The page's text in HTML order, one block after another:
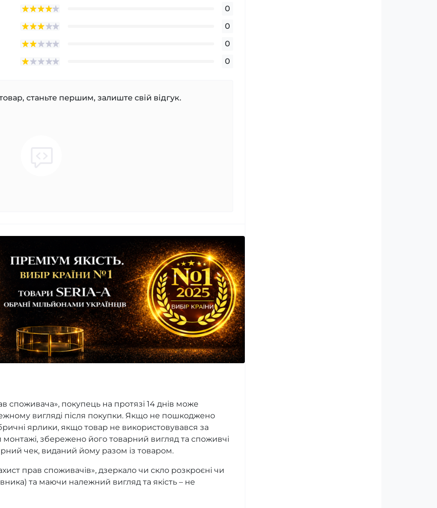
0
0
0
0
станьте першим, залиште свій відгук.
споживача», покупець на протязі 14 днів може
вигляді після покупки. Якщо не пошкоджено
ярлики, якщо товар не використовувався за
збережено його товарний вигляд та споживчі
чек, виданий йому разом із товаром.
прав споживачів», дзеркало чи скло розкроєні чи
та маючи належний вигляд та якість – не